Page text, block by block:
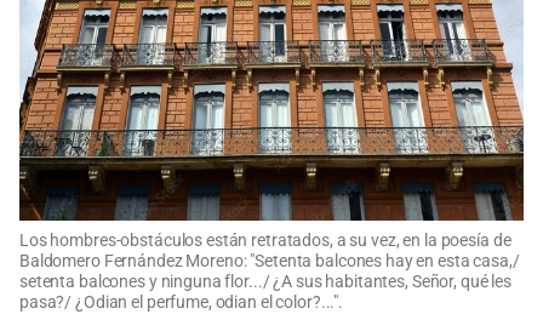
Los hombres-obstáculos están retratados, a su vez, en la poesía de
Baldomero Fernández Moreno: "Setenta balcones hay en esta casa,/
setenta balcones y ninguna flor.../ ¿A sus habitantes, Señor, qué les
pasa?/ ¿Odian el perfume, odian el color?...".